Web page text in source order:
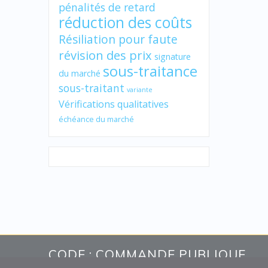
pénalités de retard
réduction des coûts
Résiliation pour faute
révision des prix signature
du marché sous-traitance
sous-traitant variante
Vérifications qualitatives
échéance du marché
CODE : COMMANDE PUBLIQUE